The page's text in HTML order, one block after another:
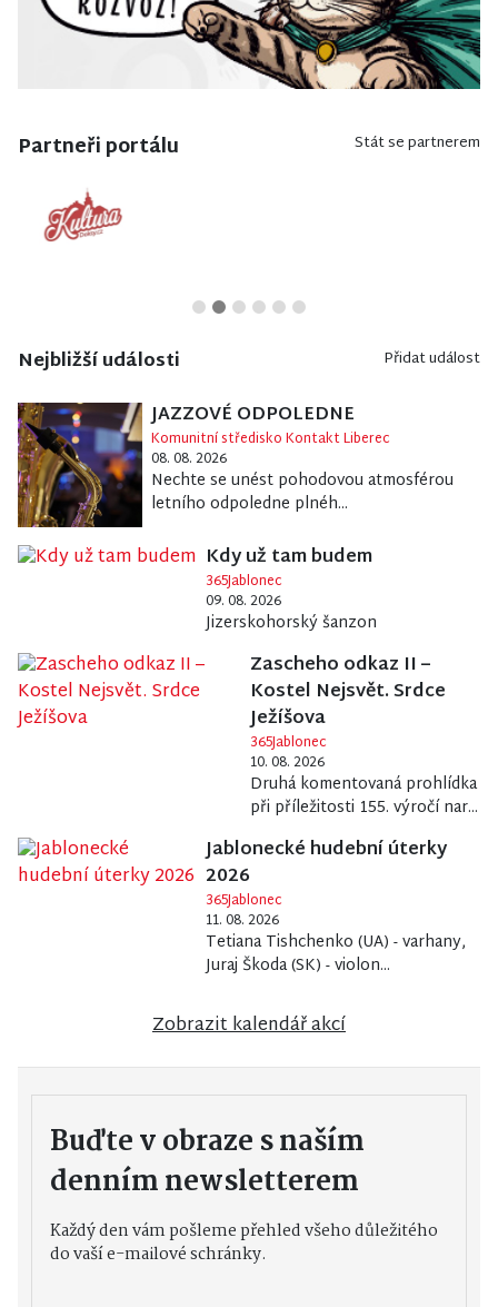
Partneři portálu Stát se partnerem
Nejbližší události Přidat událost
JAZZOVÉ ODPOLEDNE
Komunitní středisko Kontakt Liberec
08. 08. 2026
Nechte se unést pohodovou atmosférou
letního odpoledne plnéh...
Kdy už tam budem
365Jablonec
09. 08. 2026
Jizerskohorský šanzon
Zascheho odkaz II –
Kostel Nejsvět. Srdce
Ježíšova
365Jablonec
10. 08. 2026
Druhá komentovaná prohlídka
při příležitosti 155. výročí nar...
Jablonecké hudební úterky
2026
365Jablonec
11. 08. 2026
Tetiana Tishchenko (UA) - varhany,
Juraj Škoda (SK) - violon...
Zobrazit kalendář akcí
Buďte v obraze s naším
denním newsletterem
Každý den vám pošleme přehled všeho důležitého
do vaší e-mailové schránky.